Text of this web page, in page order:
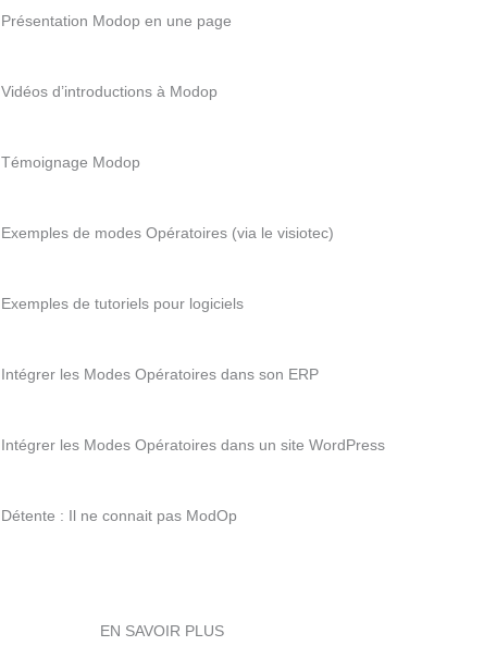
Présentation Modop en une page
Vidéos d’introductions à Modop
Témoignage Modop
Exemples de modes Opératoires (via le visiotec)
Exemples de tutoriels pour logiciels
Intégrer les Modes Opératoires dans son ERP
Intégrer les Modes Opératoires dans un site WordPress
Détente : Il ne connait pas ModOp
EN SAVOIR PLUS